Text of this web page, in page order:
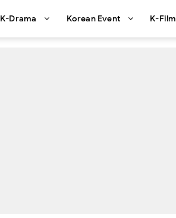
K-Drama Korean Event K-Film